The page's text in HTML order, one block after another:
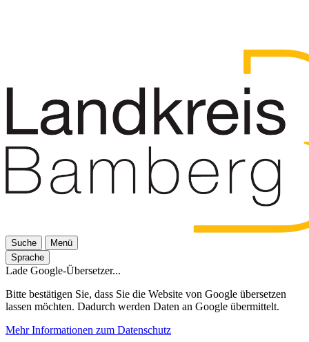
Suche
Menü
Sprache
Lade Google-Übersetzer...
Bitte bestätigen Sie, dass Sie die Website von Google übersetzen
lassen möchten. Dadurch werden Daten an Google übermittelt.
Mehr Informationen zum Datenschutz